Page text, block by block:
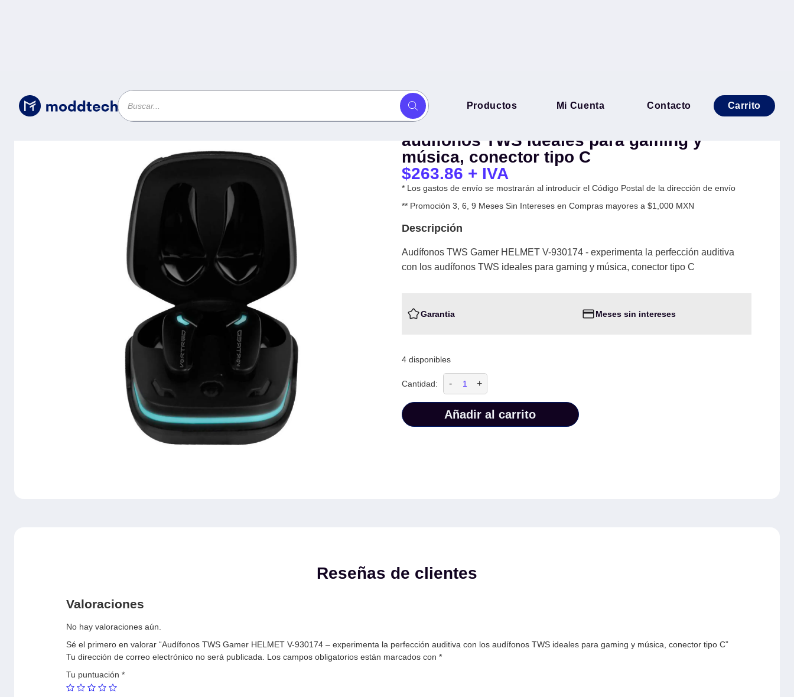
Productos Mi Cuenta Contacto Carrito
Sin categoría/Audífonos TWS Gamer HELMET V-930174 - experimenta la perfección
auditiva con los audífonos TWS ideales para gaming y música, conector tipo
Audífonos TWS Gamer HELMET V-930174 -
experimenta la perfección auditiva con los
audífonos TWS ideales para gaming y
música, conector tipo C
$263.86 + IVA
* Los gastos de envío se mostrarán al introducir el Código Postal de la dirección de envío
** Promoción 3, 6, 9 Meses Sin Intereses en Compras mayores a $1,000 MXN
Descripción
Audífonos TWS Gamer HELMET V-930174 - experimenta la perfección auditiva
con los audífonos TWS ideales para gaming y música, conector tipo C
Garantia Meses sin intereses
4 disponibles
Cantidad: - +
Añadir al carrito
Reseñas de clientes
Valoraciones
No hay valoraciones aún.
Sé el primero en valorar “Audífonos TWS Gamer HELMET V-930174 – experimenta la perfección auditiva con los audífonos TWS ideales para gaming y música, conector tipo C”
Tu dirección de correo electrónico no será publicada.
Los campos obligatorios están marcados con *
Tu puntuación *